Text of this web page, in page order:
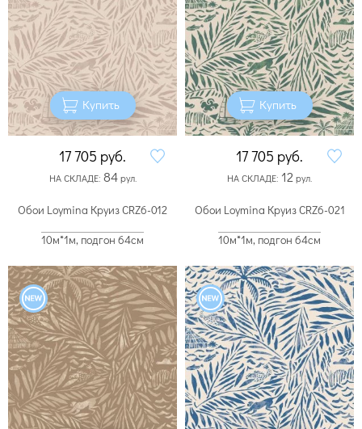
Купить
17 705 руб.
НА СКЛАДЕ: 84рул.
Купить
17 705 руб.
НА СКЛАДЕ: 12 рул.
Обои Loymina Круиз CRZ6-012
10м*1м, подгон 64см
Обои Loymina Круиз CRZ6-021
10м*1м, подгон 64см